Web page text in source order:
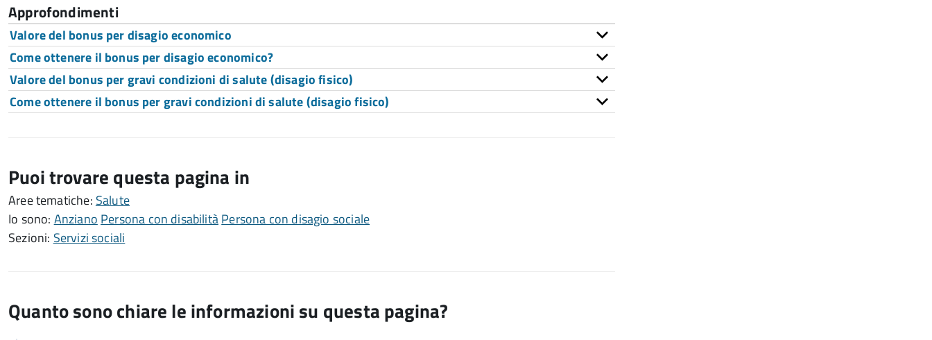
Approfondimenti
Valore del bonus per disagio economico
Come ottenere il bonus per disagio economico?
Valore del bonus per gravi condizioni di salute (disagio fisico)
Come ottenere il bonus per gravi condizioni di salute (disagio fisico)
Puoi trovare questa pagina in
Aree tematiche: Salute
Io sono: Anziano Persona con disabilitàPersona con disagio sociale
Sezioni: Servizi sociali
Quanto sono chiare le informazioni su questa pagina?